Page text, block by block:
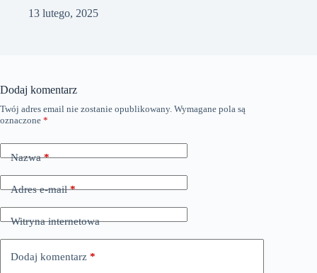
13 lutego, 2025
Dodaj komentarz
Twój adres email nie zostanie opublikowany. Wymagane pola są
oznaczone *
Nazwa*
Adres e-mail*
Witryna internetowa
Dodaj komentarz *